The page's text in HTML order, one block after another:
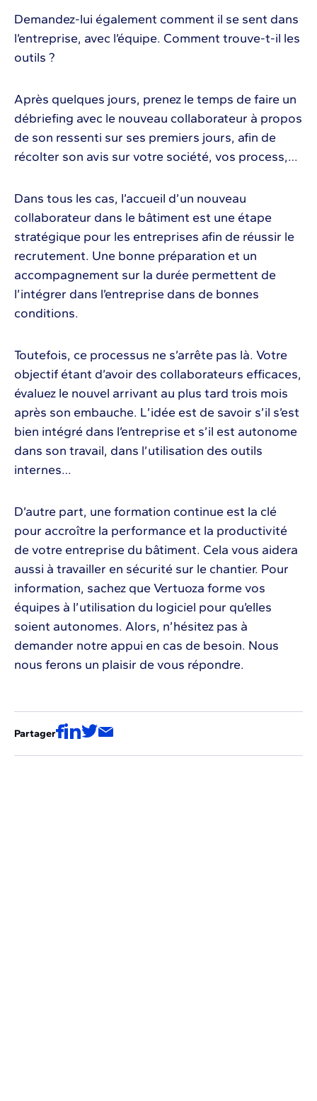
Demandez-lui également comment il se sent dans
l’entreprise, avec l’équipe. Comment trouve-t-il les
outils ?
Après quelques jours, prenez le temps de faire un
débriefing avec le nouveau collaborateur à propos
de son ressenti sur ses premiers jours, afin de
récolter son avis sur votre société, vos process,…
Dans tous les cas, l’accueil d’un nouveau
collaborateur dans le bâtiment est une étape
stratégique pour les entreprises afin de réussir le
recrutement. Une bonne préparation et un
accompagnement sur la durée permettent de
l’intégrer dans l’entreprise dans de bonnes
conditions.
Toutefois, ce processus ne s’arrête pas là. Votre
objectif étant d’avoir des collaborateurs efficaces,
évaluez le nouvel arrivant au plus tard trois mois
après son embauche. L’idée est de savoir s’il s’est
bien intégré dans l’entreprise et s’il est autonome
dans son travail, dans l’utilisation des outils
internes…
D’autre part, une formation continue est la clé
pour accroître la performance et la productivité
de votre entreprise du bâtiment. Cela vous aidera
aussi à travailler en sécurité sur le chantier. Pour
information, sachez que Vertuoza forme vos
équipes à l’utilisation du logiciel pour qu’elles
soient autonomes. Alors, n’hésitez pas à
demander notre appui en cas de besoin. Nous
nous ferons un plaisir de vous répondre.
Partager